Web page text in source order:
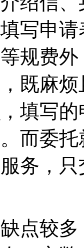
写申
规费
既麻
填写
而委
务，
点较